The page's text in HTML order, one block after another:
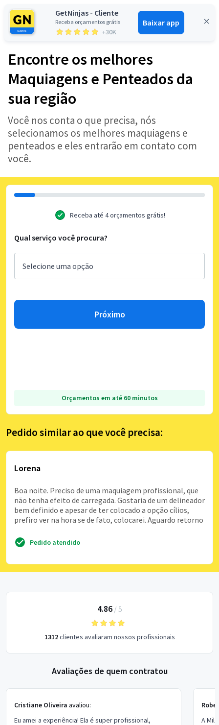
GetNinjas - Cliente
Receba orçamentos grátis
+30K
Baixar app
Entrar
Encontre os melhores
Maquiagens e Penteados da
sua região
Você nos conta o que precisa, nós
selecionamos os melhores maquiagens e
penteados e eles entrarão em contato com
você.
Receba até 4 orçamentos grátis!
Qual serviço você procura?
Próximo
Orçamentos em até 60 minutos
Pedido similar ao que você precisa:
Lorena
Boa noite. Preciso de uma maquiagem profissional, que
não tenha efeito de carregada. Gostaria de um delineador
bem definido e apesar de ter colocado a opção cílios,
prefiro ver na hora se de fato, colocarei. Aguardo retorno
Pedido atendido
4.86/ 5
1312clientes avaliaram nossos profissionais
Avaliações de quem contratou
Cristiane Oliveira avaliou:
Eu amei a experiência! Ela é super profissional,
A